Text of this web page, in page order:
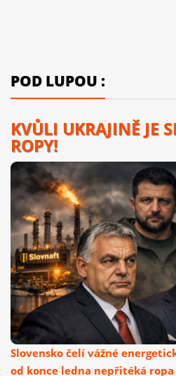
POD LUPOU :
KVŮLI UKRAJINĚ JE
ROPY!
Slovensko čelí vážné
od konce ledna nepřitéká